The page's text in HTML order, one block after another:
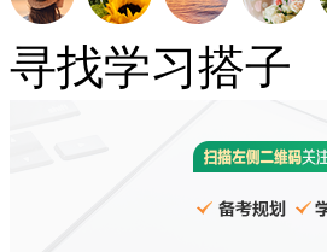
寻找学习搭子